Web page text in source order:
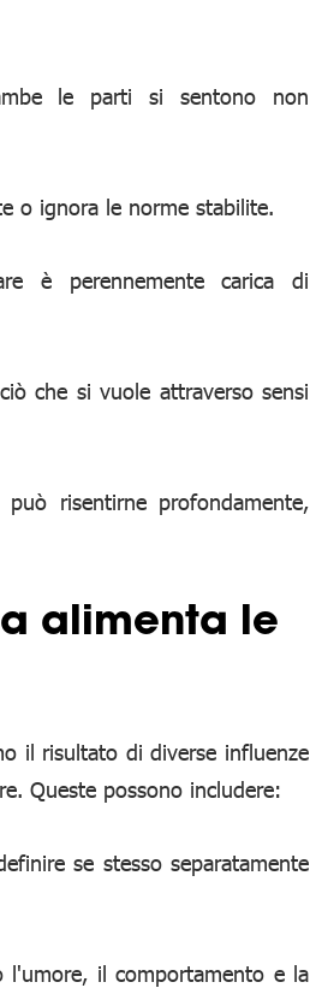
le parti si sentono non
o ignora le norme stabilite.
è perennemente carica di
che si vuole attraverso sensi
risentirne profondamente,
alimenta le
il risultato di diverse influenze
Queste possono includere:
se stesso separatamente
l'umore, il comportamento e la